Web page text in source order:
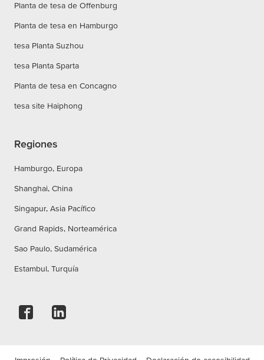
Planta de tesa de Offenburg
Planta de tesa en Hamburgo
tesa Planta Suzhou
tesa Planta Sparta
Planta de tesa en Concagno
tesa site Haiphong
Regiones
Hamburgo, Europa
Shanghai, China
Singapur, Asia Pacífico
Grand Rapids, Norteamérica
Sao Paulo, Sudamérica
Estambul, Turquía